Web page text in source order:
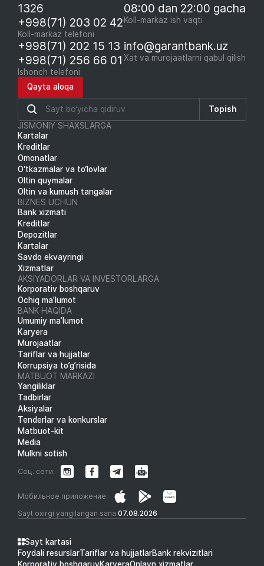
1326
+998(71) 203 02 42
Koll-markaz telefoni
08:00 dan 22:00 gacha
Koll-markaz ish vaqti
+998(71) 202 15 13
+998(71) 256 66 01
Ishonch telefoni
info@garantbank.uz
Xat va murojaatlarni qabul qilish
Qayta aloqa
Topish
JISMONIY SHAXSLARGA
Kartalar
Kreditlar
Omonatlar
O‘tkazmalar va to‘lovlar
Oltin quymalar
Oltin va kumush tangalar
BIZNES UCHUN
Bank xizmati
Kreditlar
Depozitlar
Kartalar
Savdo ekvayringi
Xizmatlar
AKSIYADORLAR VA INVESTORLARGA
Korporativ boshqaruv
Ochiq ma’lumot
BANK HAQIDA
Umumiy ma’lumot
Karyera
Murojaatlar
Tariflar va hujjatlar
Korrupsiya to’g’risida
MATBUOT MARKAZI
Yangiliklar
Tadbirlar
Aksiyalar
Tenderlar va konkurslar
Matbuot-kit
Media
Mulkni sotish
Sayt oxirgi yangilangan sana 07.08.2026
Мобильное приложение:
Соц. сети:
Sayt kartasi
Foydali resurslarTariflar va hujjatlarBank rekvizitlari
Korporativ boshqaruvKaryeraOnlayn xizmatlar